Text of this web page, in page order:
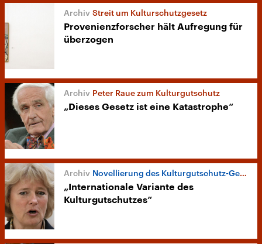
Streit um Kulturschutzgesetz
Provenienzforscher hält Aufregung für
überzogen
Peter Raue zum Kulturgutschutz
„Dieses Gesetz ist eine Katastrophe“
Novellierung des Kulturgutschutz-Gesetzes
„Internationale Variante des
Kulturgutschutzes“